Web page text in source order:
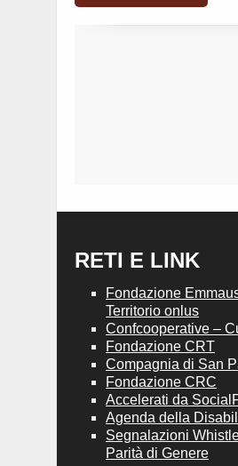
RETI E LINK
Fondazione
Territorio onlus
Confcooperative –
Fondazione CRT
Compagnia di San
Fondazione CRC
Accelerati da
Agenda della
Segnalazioni
Parità di Genere